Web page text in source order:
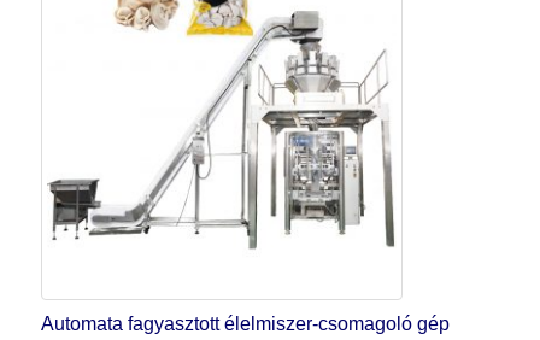
Automata fagyasztott élelmiszer-csomagoló gép